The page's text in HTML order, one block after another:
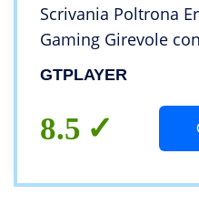
Scrivania Poltrona
Gaming Girevole
Regolabile e
GTPLAYER
8.5